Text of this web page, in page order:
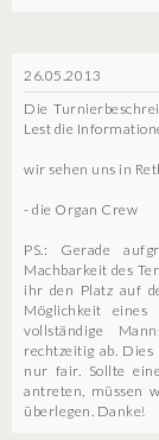
26.05.2013
Die
Lest die
wir sehen uns in
- die Organ Crew
PS.: Gerade
Machbarkeit des
ihr den Platz auf
Möglichkeit
vollständige
rechtzeitig ab.
nur fair. Sollte
antreten, müssen
überlegen. Danke!